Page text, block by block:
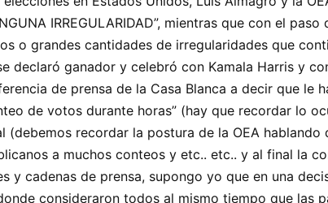
IRREGULARIDAD”, mientras que con el
o grandes cantidades de irregularidades que
declaró ganador y celebró con Kamala Harris y
de prensa de la Casa Blanca a decir que
de votos durante horas” (hay que recordar lo
(debemos recordar la postura de la OEA
a muchos conteos y etc.. etc.. y al final la
y cadenas de prensa, supongo yo que en una
consideraron todos al mismo tiempo que las